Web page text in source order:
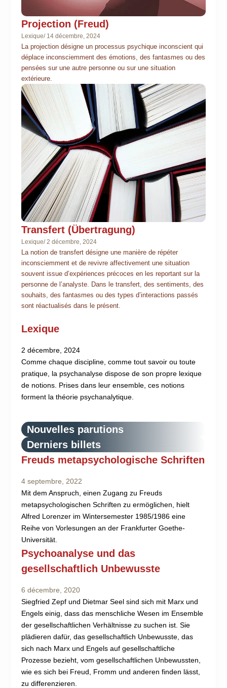
Projection (Freud)
Lexique/ 14 décembre, 2024
La projection désigne un processus psychique inconscient qui
déplace inconsciemment des émotions, des fantasmes ou des
pensées sur une autre personne ou sur une situation
extérieure.
Transfert (Übertragung)
Lexique/2 décembre, 2024
La notion de transfert désigne une manière de répéter
inconsciemment et de revivre affectivement une situation
souvent issue d’expériences précoces en les reportant sur la
personne de l’analyste. Dans le transfert, des sentiments, des
souhaits, des fantasmes ou des types d’interactions passés
sont réactualisés dans le présent.
Lexique
2 décembre, 2024
Comme chaque discipline, comme tout savoir ou toute
pratique, la psychanalyse dispose de son propre lexique
de notions. Prises dans leur ensemble, ces notions
forment la théorie psychanalytique.
Nouvelles parutions
Derniers billets
Freuds metapsychologische Schriften
4 septembre, 2022
Mit dem Anspruch, einen Zugang zu Freuds
metapsychologischen Schriften zu ermöglichen, hielt
Alfred Lorenzer im Wintersemester 1985/1986 eine
Reihe von Vorlesungen an der Frankfurter Goethe-
Universität.
Psychoanalyse und das
gesellschaftlich Unbewusste
6 décembre, 2020
Siegfried Zepf und Dietmar Seel sind sich mit Marx und
Engels einig, dass das menschliche Wesen im Ensemble
der gesellschaftlichen Verhältnisse zu suchen ist. Sie
plädieren dafür, das gesellschaftlich Unbewusste, das
sich nach Marx und Engels auf gesellschaftliche
Prozesse bezieht, vom gesellschaftlichen Unbewussten,
wie es sich bei Freud, Fromm und anderen finden lässt,
zu differenzieren.